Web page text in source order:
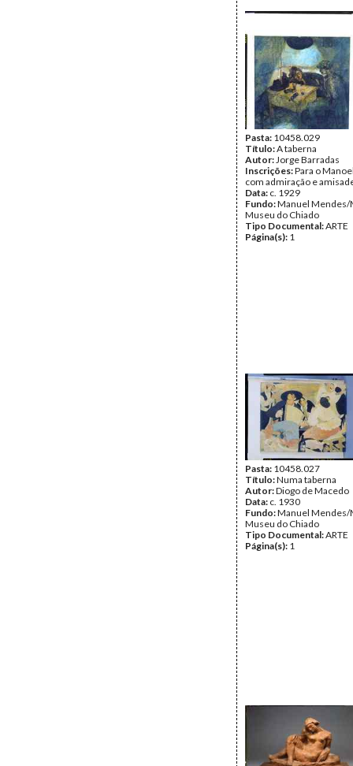
Pasta: 10458.029
Título:A taberna
Autor:Jorge Barradas
Inscrições:Para o
com admiração e
Data: c. 1929
Fundo:Manuel Mendes/
Museu do Chiado
Tipo Documental:ARTE
Página(s): 1
Pasta: 10458.027
Título:Numa taberna
Autor:Diogo de Macedo
Data: c. 1930
Fundo:Manuel Mendes/
Museu do Chiado
Tipo Documental:ARTE
Página(s): 1